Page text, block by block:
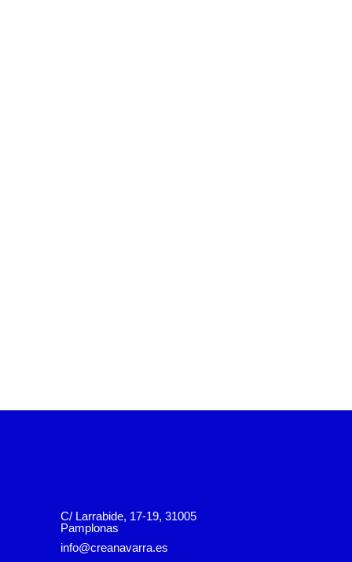
C/ Larrabide, 17-19, 31005
Pamplonas
info@creanavarra.es